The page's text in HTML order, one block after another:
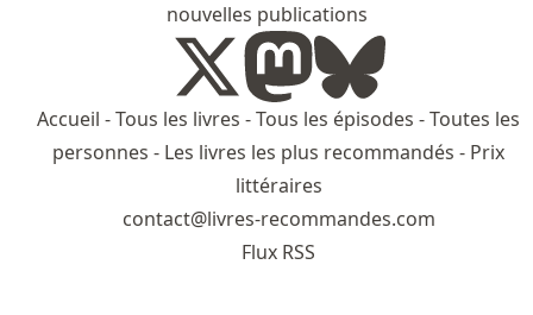
nouvelles publications
Accueil -Tous les livres -Tous les épisodes -Toutes les
personnes - Les livres les plus recommandés - Prix
littéraires
contact@livres-recommandes.com
Flux RSS